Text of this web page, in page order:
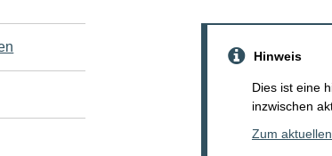
Hinweis
Dies ist eine
inzwischen
Zum